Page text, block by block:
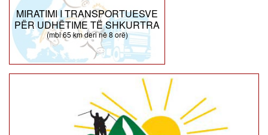
MIRATIMI I TRANSPORTUESVE
PËR UDHËTIME TË SHKURTRA
(mbi 65 km deri në 8 orë)